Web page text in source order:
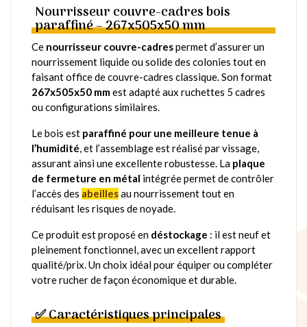
Nourrisseur couvre-cadres bois
paraffiné – 267x505x50 mm
Ce nourrisseur couvre-cadrespermet d’assurer un
nourrissement liquide ou solide des colonies tout en
faisant office de couvre-cadres classique. Son format
267x505x50 mmest adapté aux ruchettes 5 cadres
ou configurations similaires.
Le bois est paraffiné pour une meilleure tenue à
l’humidité, et l’assemblage est réalisé par vissage,
assurant ainsi une excellente robustesse. La plaque
de fermeture en métal intégrée permet de contrôler
l’accès des abeillesau nourrissement tout en
réduisant les risques de noyade.
Ce produit est proposé en déstockage : il est neuf et
pleinement fonctionnel, avec un excellent rapport
qualité/prix. Un choix idéal pour équiper ou compléter
votre rucher de façon économique et durable.
✅ Caractéristiques principales